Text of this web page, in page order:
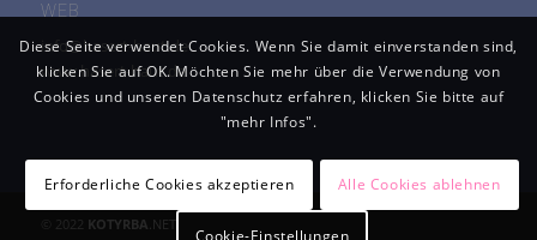
WEB
info@hasert-haut.de
www.hasert-haut.de
© 2022 KOTYRBA.NET
Diese Seite verwendet Cookies. Wenn Sie damit einverstanden sind,
klicken Sie auf OK. Möchten Sie mehr über die Verwendung von
Cookies und unseren Datenschutz erfahren, klicken Sie bitte auf
"mehr Infos".
Erforderliche Cookies akzeptieren Alle Cookies ablehnen
Cookie-Einstellungen